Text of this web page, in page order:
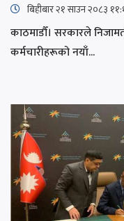
बिहीबार २१ साउन २०८३
काठमाडौँ। सरकारले
कर्मचारीहरूको नयाँ...